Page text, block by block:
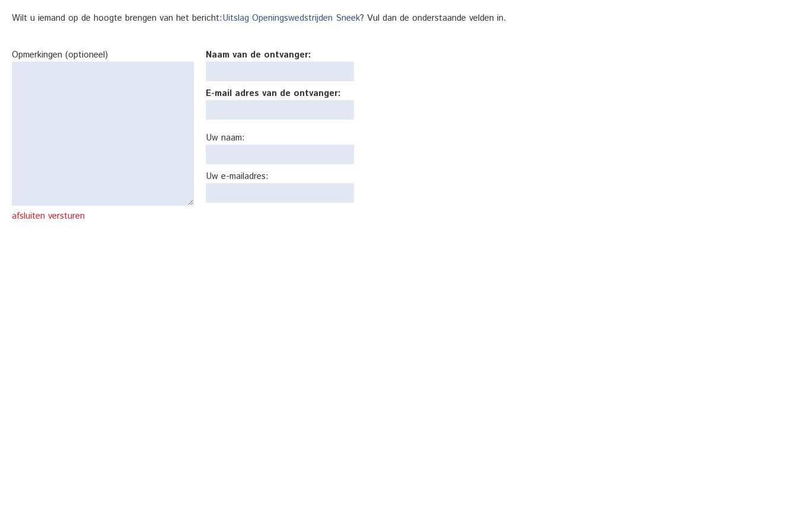
Wilt u iemand op de hoogte brengen van het bericht:Uitslag Openingswedstrijden Sneek? Vul dan de onderstaande velden in.
Opmerkingen (optioneel) Naam van de ontvanger:
E-mail adres van de ontvanger:
Uw naam:
Uw e-mailadres:
afsluiten versturen